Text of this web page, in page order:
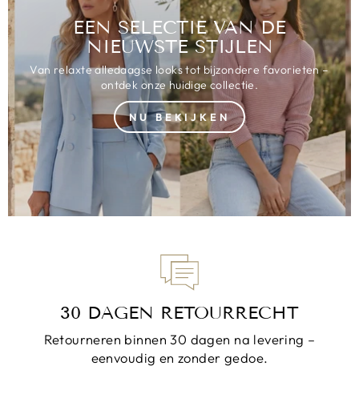
EEN SELECTIE VAN DE
NIEUWSTE STIJLEN
Van relaxte alledaagse looks tot bijzondere favorieten –
ontdek onze huidige collectie.
NU BEKIJKEN
30 DAGEN RETOURRECHT
Retourneren binnen 30 dagen na levering –
eenvoudig en zonder gedoe.